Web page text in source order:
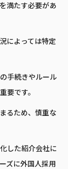
満たす必要があ
によっては特定
手続きやルール
要です。
るため、慎重な
した紹介会社に
ズに外国人採用